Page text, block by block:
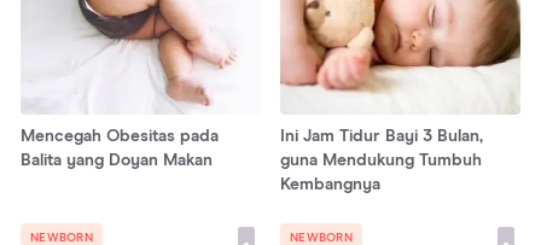
Mencegah Obesitas pada
Balita yang Doyan Makan
NEWBORN
Ini Jam Tidur Bayi 3 Bulan,
guna Mendukung Tumbuh
Kembangnya
NEWBORN